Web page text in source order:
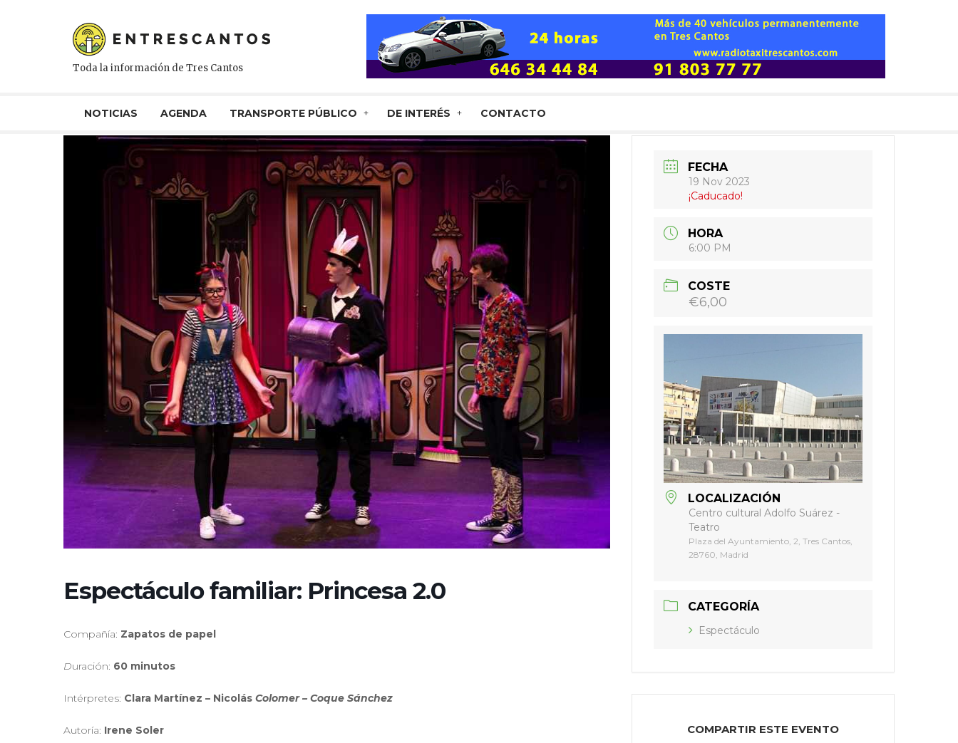
Toda la información de Tres Cantos
NOTICIAS AGENDA TRANSPORTE PÚBLICO DE INTERÉS CONTACTO
Espectáculo familiar: Princesa 2.0
Compañía: Zapatos de papel
Duración: 60 minutos
Intérpretes: Clara Martínez – Nicolás Colomer – Coque Sánchez
Autoría: Irene Soler
FECHA
19 Nov 2023
¡Caducado!
HORA
6:00 PM
COSTE
€6,00
LOCALIZACIÓN
Centro cultural Adolfo Suárez -
Teatro
Plaza del Ayuntamiento, 2, Tres Cantos,
28760, Madrid
CATEGORÍA
Espectáculo
COMPARTIR ESTE EVENTO